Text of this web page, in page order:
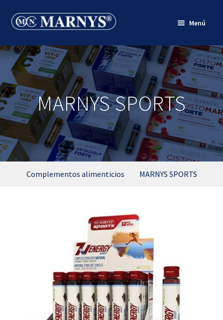
Ir
a
la
navegación
Ir
al
contenido
Menú
Inicio
Quienes somos
Productos
Blog
Mi cuenta
MARNYS SPORTS
Complementos alimenticios MARNYS SPORTS